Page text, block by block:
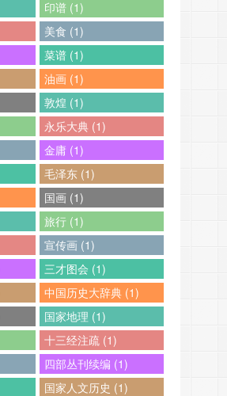
印谱 (1)
美食 (1)
菜谱 (1)
油画 (1)
敦煌 (1)
永乐大典 (1)
金庸 (1)
毛泽东 (1)
国画 (1)
旅行 (1)
宣传画 (1)
三才图会 (1)
中国历史大辞典 (1)
国家地理 (1)
十三经注疏 (1)
四部丛刊续编 (1)
国家人文历史 (1)